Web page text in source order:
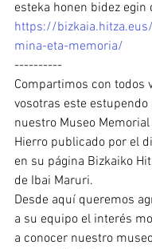
esteka honen bidez egin
https://
mina-eta-memoria/
----------
Compartimos con todos
vosotras este
nuestro Museo
Hierro publicado por el
en su página Bizkaiko
de Ibai Maruri.
Desde aquí queremos
a su equipo el interés
a conocer nuestro